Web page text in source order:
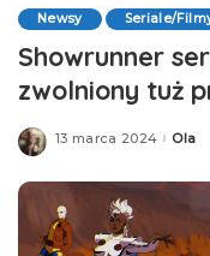
Newsy Seriale/
Showrunner
zwolniony tuż
13 marca 2024Posted
Ola